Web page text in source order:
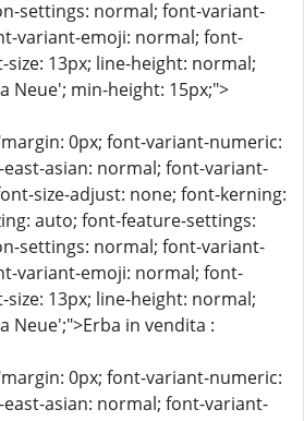
settings: normal; font-variant-
variant-emoji: normal; font-
13px; line-height: normal;
Neue'; min-height: 15px;">
0px; font-variant-numeric:
asian: normal; font-variant-
size-adjust: none; font-kerning:
auto; font-feature-settings:
settings: normal; font-variant-
variant-emoji: normal; font-
13px; line-height: normal;
Neue';">Erba in vendita :
0px; font-variant-numeric:
asian: normal; font-variant-